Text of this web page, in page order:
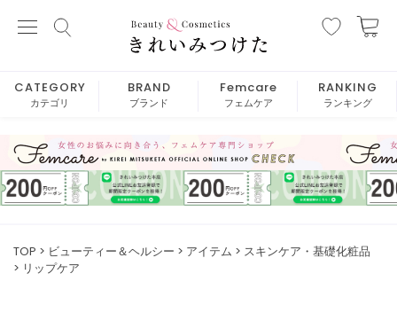
CATEGORY
カテゴリ
BRAND
ブランド
Femcare
フェムケア
RANKING
ランキング
TOP ビューティー＆ヘルシー アイテム
スキンケア・基礎化粧品
リップケア